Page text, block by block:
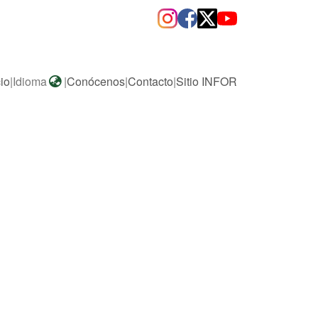
|Idioma |Conócenos|Contacto|Sitio INFOR